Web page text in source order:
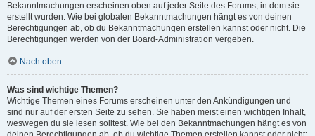
Bekanntmachungen erscheinen oben auf jeder Seite des Forums, in dem sie
erstellt wurden. Wie bei globalen Bekanntmachungen hängt es von deinen
Berechtigungen ab, ob du Bekanntmachungen erstellen kannst oder nicht. Die
Berechtigungen werden von der Board-Administration vergeben.
Nach oben
Was sind wichtige Themen?
Wichtige Themen eines Forums erscheinen unter den Ankündigungen und
sind nur auf der ersten Seite zu sehen. Sie haben meist einen wichtigen Inhalt,
weswegen du sie lesen solltest. Wie bei den Bekanntmachungen hängt es von